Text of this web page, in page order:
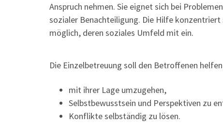
Anspruch nehmen. Sie eignet sich bei
sozialer Benachteiligung. Die Hilfe konzentriert
möglich, deren soziales Umfeld mit ein.
Die Einzelbetreuung soll den Betroffenen
mit ihrer Lage umzugehen,
Selbstbewusstsein und Perspektiven zu
Konflikte selbständig zu lösen.